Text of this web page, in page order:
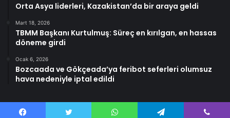
Orta Asya liderleri, Kazakistan’da bir araya geldi
Mart 18, 2026
TBMM Başkanı Kurtulmuş: Süreç en kırılgan, en hassas
döneme girdi
Ocak 6, 2026
Bozcaada ve Gökçeada’ya feribot seferleri olumsuz
hava nedeniyle iptal edildi